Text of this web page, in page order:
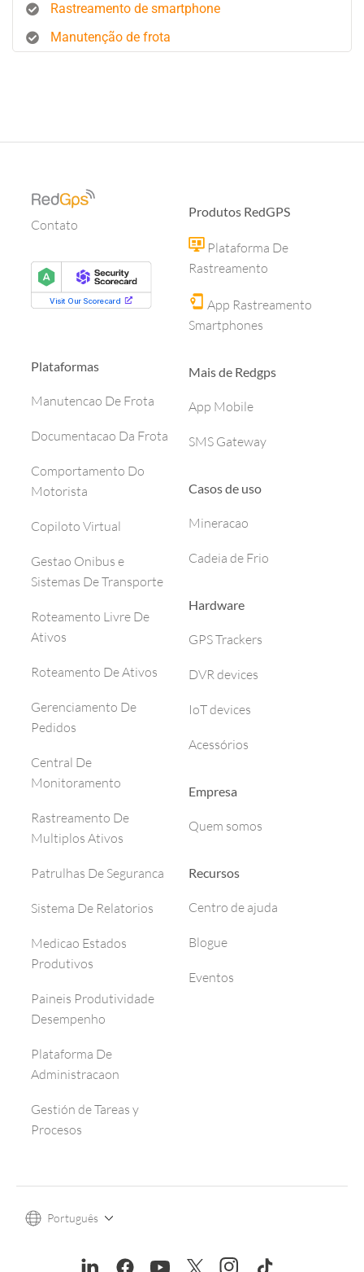
Rastreamento de smartphone
Manutenção de frota
Contato
Plataformas
Manutencao De Frota
Documentacao Da Frota
Comportamento Do
Motorista
Copiloto Virtual
Gestao Onibus e
Sistemas De Transporte
Roteamento Livre De
Ativos
Roteamento De Ativos
Gerenciamento De
Pedidos
Central De
Monitoramento
Rastreamento De
Multiplos Ativos
Patrulhas De Seguranca
Sistema De Relatorios
Medicao Estados
Produtivos
Paineis Produtividade
Desempenho
Plataforma De
Administracaon
Gestión de Tareas y
Procesos
Produtos RedGPS
Plataforma De
Rastreamento
App Rastreamento
Smartphones
Mais de Redgps
App Mobile
SMS Gateway
Casos de uso
Mineracao
Cadeia de Frio
Hardware
GPS Trackers
DVR devices
IoT devices
Acessórios
Empresa
Quem somos
Recursos
Centro de ajuda
Blogue
Eventos
Português